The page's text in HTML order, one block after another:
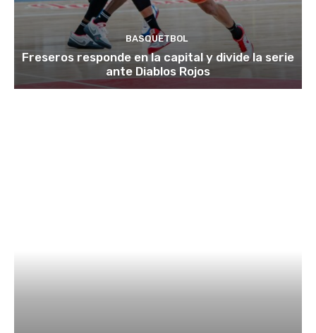
BASQUETBOL
Freseros responde en la capital y divide la serie
ante Diablos Rojos